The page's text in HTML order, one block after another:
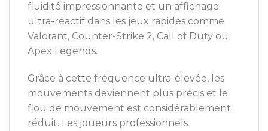
fluidité impressionnante et un affichage
ultra-réactif dans les jeux rapides comme
Valorant, Counter-Strike 2, Call of Duty ou
Apex Legends.
Grâce à cette fréquence ultra-élevée, les
mouvements deviennent plus précis et le
flou de mouvement est considérablement
réduit. Les joueurs professionnels